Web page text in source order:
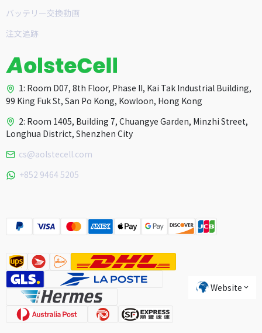
バッテリー交換動画
注文追跡
1: Room D07, 8th Floor, Phase II, Kai Tak Industrial Building,
99 King Fuk St, San Po Kong, Kowloon, Hong Kong
2: Room 1405, Building 7, Chuangye Garden, Minzhi Street,
Longhua District, Shenzhen City
cs@aolstecell.com
+852 9464 5205
Website
Czech Republic